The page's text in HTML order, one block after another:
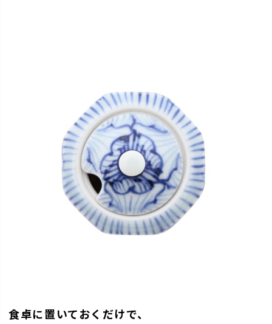
食卓に置いておくだけで、